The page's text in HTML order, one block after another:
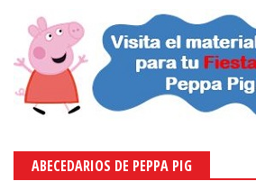
ABECEDARIOS DE PEPPA PIG